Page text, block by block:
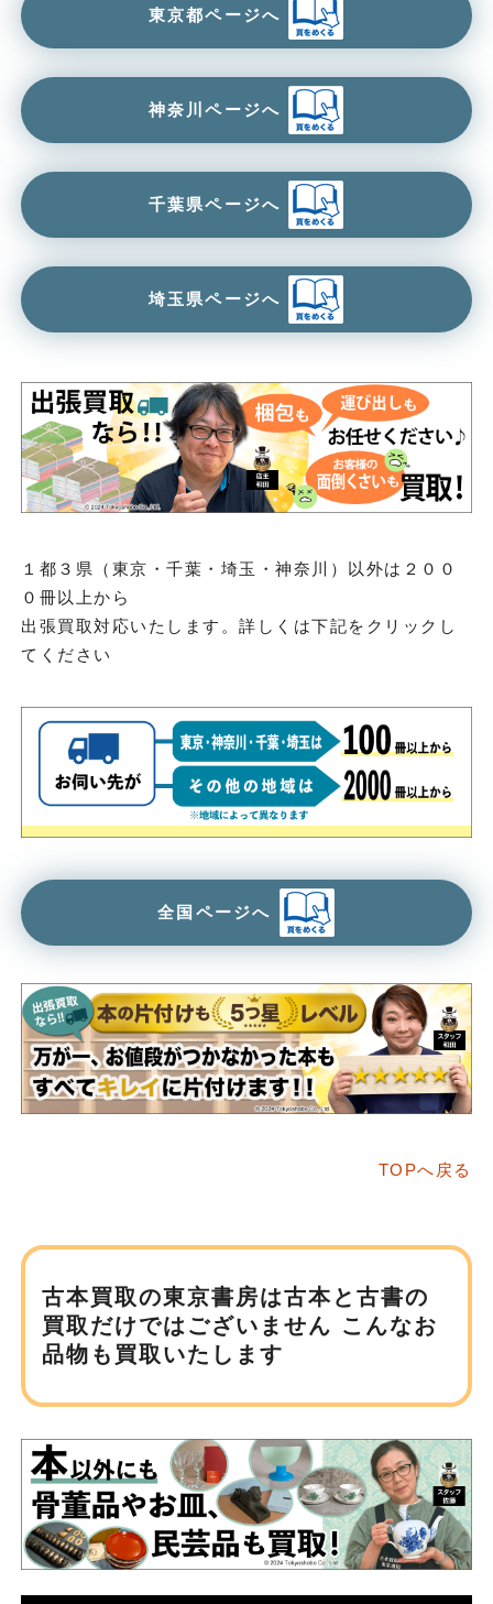
東京都ページへ
神奈川ページへ
千葉県ページへ
埼玉県ページへ
１都３県（東京・千葉・埼玉・神奈川）以外は２００
０冊以上から
出張買取対応いたします。詳しくは下記をクリックし
てください
全国ページへ
TOPへ戻る
古本買取の東京書房は古本と古書の
買取だけではございません こんなお
品物も買取いたします